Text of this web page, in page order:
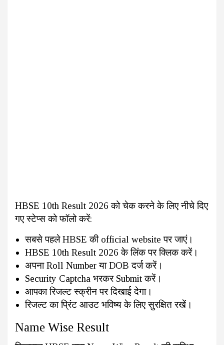
HBSE 10th Result 2026 को चेक करने के लिए नीचे दिए
गए स्टेप्स को फॉलो करें:
सबसे पहले HBSE की official website पर जाएं।
HBSE 10th Result 2026 के लिंक पर क्लिक करें।
अपना Roll Number या DOB दर्ज करें।
Security Captcha भरकर Submit करें।
आपका रिजल्ट स्क्रीन पर दिखाई देगा।
रिजल्ट का प्रिंट आउट भविष्य के लिए सुरक्षित रखें।
Name Wise Result